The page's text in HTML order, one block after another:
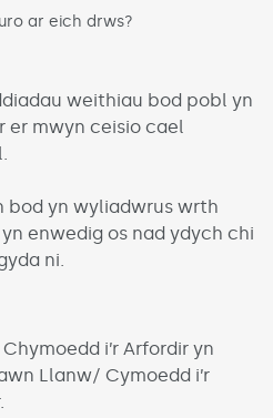
ar eich drws?
weithiau bod pobl yn
er mwyn ceisio cael
bod yn wyliadwrus wrth
enwedig os nad ydych chi
ni.
i’r Arfordir yn
Llanw/ Cymoedd i’r